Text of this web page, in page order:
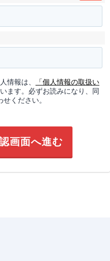
情報は、
「個人情報の取扱い
ます。必ずお読みになり、同
ください。
画面へ進む